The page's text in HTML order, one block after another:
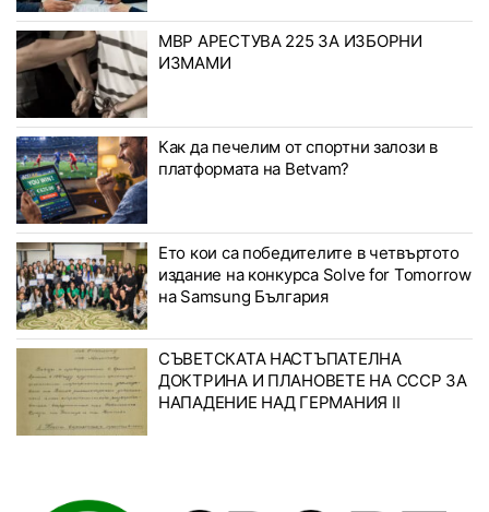
МВР АРЕСТУВА 225 ЗА ИЗБОРНИ
ИЗМАМИ
Как да печелим от спортни залози в
платформата на Betvam?
Ето кои са победителите в четвъртото
издание на конкурса Solve for Tomorrow
на Samsung България
СЪВЕТСКАТА НАСТЪПАТЕЛНА
ДОКТРИНА И ПЛАНОВЕТЕ НА СССР ЗА
НАПАДЕНИЕ НАД ГЕРМАНИЯ II